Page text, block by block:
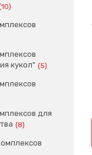
кукол" (5)
для
(8)